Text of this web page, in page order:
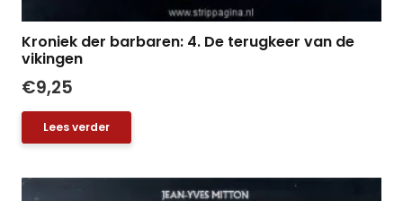
Kroniek der barbaren: 4. De terugkeer van de
vikingen
€9,25
Lees verder